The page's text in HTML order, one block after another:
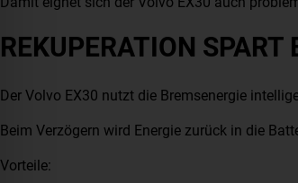
REKUPERATION SPART
Der Volvo EX30 nutzt die Bremsenergie
Beim Verzögern wird Energie zurück in die
Vorteile: